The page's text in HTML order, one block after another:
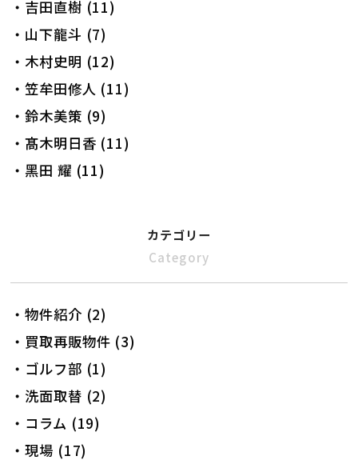
・吉田直樹 (11)
・山下龍斗 (7)
・木村史明 (12)
・笠牟田修人 (11)
・鈴木美策 (9)
・髙木明日香 (11)
・黑田 耀 (11)
カテゴリー
Category
・物件紹介 (2)
・買取再販物件 (3)
・ゴルフ部 (1)
・洗面取替 (2)
・コラム (19)
・現場 (17)